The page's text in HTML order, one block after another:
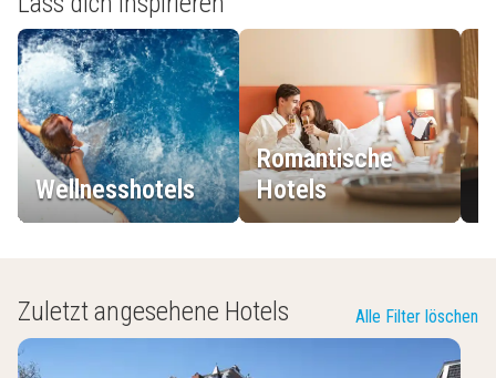
Wellnesshotels
Romantische
Hotels
Zuletzt angesehene Hotels Alle Filter löschen